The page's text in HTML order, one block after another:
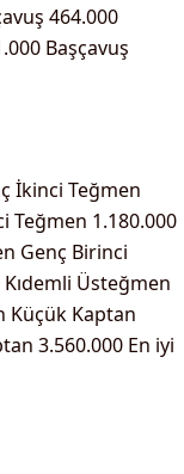
464.000
Başçavuş
İkinci Teğmen
Teğmen 1.180.000
Genç Birinci
Kıdemli Üsteğmen
Küçük Kaptan
3.560.000 En iyi